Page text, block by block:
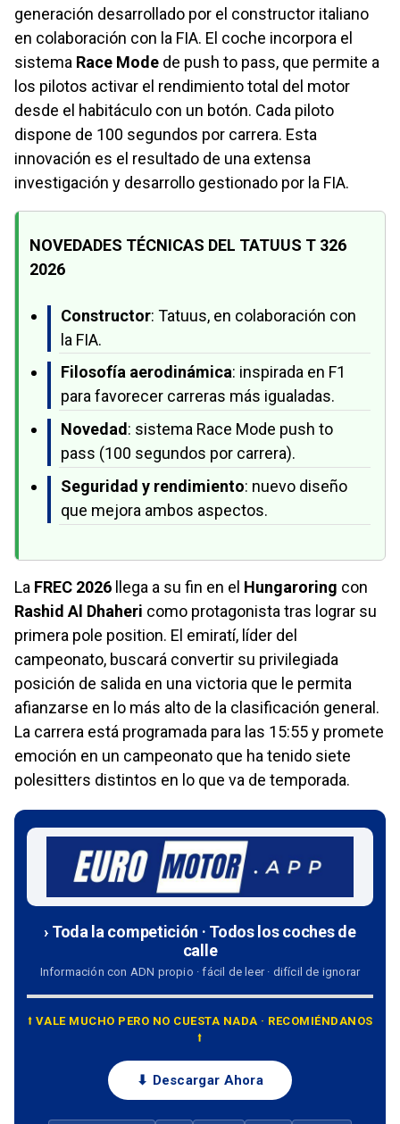
generación desarrollado por el constructor italiano
en colaboración con la FIA. El coche incorpora el
sistema Race Mode de push to pass, que permite a
los pilotos activar el rendimiento total del motor
desde el habitáculo con un botón. Cada piloto
dispone de 100 segundos por carrera. Esta
innovación es el resultado de una extensa
investigación y desarrollo gestionado por la FIA.
NOVEDADES TÉCNICAS DEL TATUUS T 326
2026
Constructor: Tatuus, en colaboración con
la FIA.
Filosofía aerodinámica: inspirada en F1
para favorecer carreras más igualadas.
Novedad : sistema Race Mode push to
pass (100 segundos por carrera).
Seguridad y rendimiento: nuevo diseño
que mejora ambos aspectos.
La FREC 2026 llega a su fin en el Hungaroring con
Rashid Al Dhaheri como protagonista tras lograr su
primera pole position. El emiratí, líder del
campeonato, buscará convertir su privilegiada
posición de salida en una victoria que le permita
afianzarse en lo más alto de la clasificación general.
La carrera está programada para las 15:55 y promete
emoción en un campeonato que ha tenido siete
polesitters distintos en lo que va de temporada.
› Toda la competición · Todos los coches de
calle
Información con ADN propio · fácil de leer · difícil de ignorar
⭡ VALE MUCHO PERO NO CUESTA NADA · RECOMIÉNDANOS
⭡
⬇ Descargar Ahora